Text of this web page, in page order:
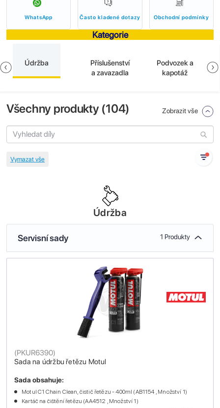
WhatsApp Často kladené dotazy Obchodní podmínky
Kategorie
Údržba
Příslušenství
a zavazadla
Podvozek a
kapotáž
Všechny produkty (104) Zobrazit vše
Údržba
Servisní sady 1 Produkty
Sada na údržbu řetězu Motul
(PKUR6390)
Sada obsahuje:
Motul C1 Chain Clean, čistič řetězu - 400ml (AB1154 , Množství 1)
Kartáč na čištění řetězu (AA4512 , Množství 1)